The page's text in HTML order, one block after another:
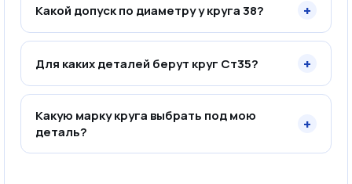
Какой допуск по диаметру у круга 38? +
Для каких деталей берут круг Ст35? +
Какую марку круга выбрать под мою
деталь?
+